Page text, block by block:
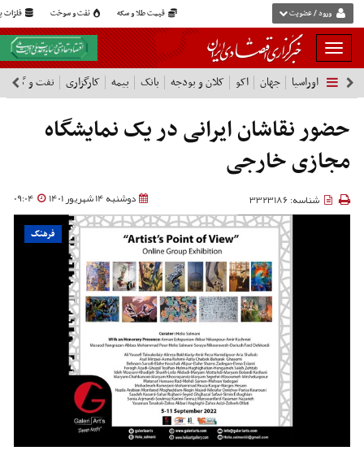
قیمت طلا و سکه نفت و سوخت فلزات ورود / عضویت
بار
و
بسته
نمودن
فهرست
اوراسیا جهان اکو کلان و بودجه بانک بیمه کارگزاری نفت و گاز
حضور نقاشان ایرانی در یک نمایشگاه
مجازی خارجی
دوشنبه 14 شهریور 1401 09:04 شناسه: 3323186
فرهنگ